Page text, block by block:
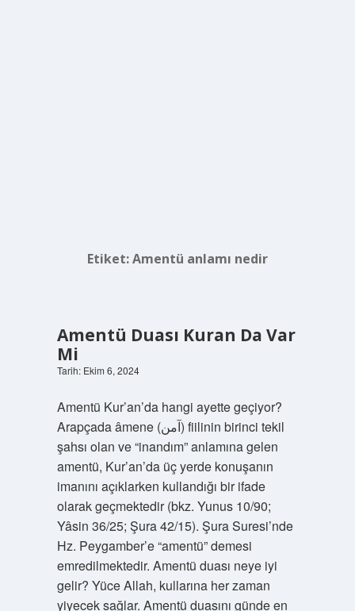
Etiket:Amentü anlamı nedir
Amentü Duası Kuran Da Var
Mi
Tarih: Ekim 6, 2024
Amentü Kur’an’da hangi ayette geçiyor?
Arapçada âmene (آمن) fiilinin birinci tekil
şahsı olan ve “inandım” anlamına gelen
amentü, Kur’an’da üç yerde konuşanın
imanını açıklarken kullandığı bir ifade
olarak geçmektedir (bkz. Yunus 10/90;
Yâsin 36/25; Şura 42/15). Şura Suresi’nde
Hz. Peygamber’e “amentü” demesi
emredilmektedir. Amentü duası neye iyi
gelir? Yüce Allah, kullarına her zaman
yiyecek sağlar. Amentü duasını günde en